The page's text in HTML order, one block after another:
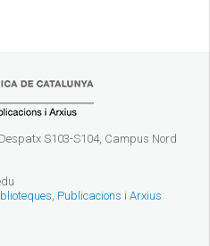
S103-S104, Campus Nord
Publicacions i Arxius